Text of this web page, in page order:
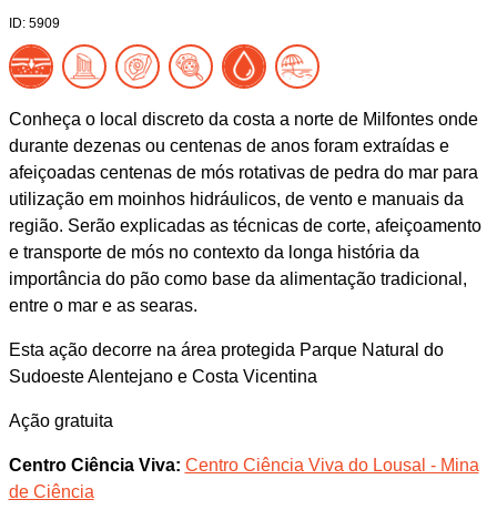
ID: 5909
Conheça o local discreto da costa a norte de Milfontes onde
durante dezenas ou centenas de anos foram extraídas e
afeiçoadas centenas de mós rotativas de pedra do mar para
utilização em moinhos hidráulicos, de vento e manuais da
região. Serão explicadas as técnicas de corte, afeiçoamento
e transporte de mós no contexto da longa história da
importância do pão como base da alimentação tradicional,
entre o mar e as searas.
Esta ação decorre na área protegida Parque Natural do
Sudoeste Alentejano e Costa Vicentina
Ação gratuita
Centro Ciência Viva: Centro Ciência Viva do Lousal - Mina
de Ciência